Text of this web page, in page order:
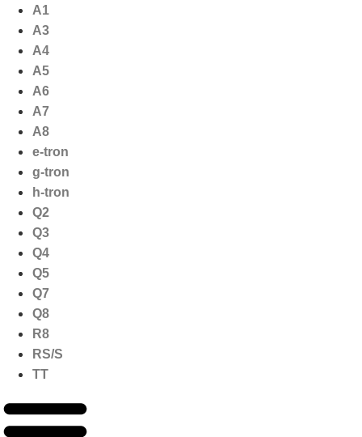
naar
inhoud
A1
A3
A4
A5
A6
A7
A8
e-tron
g-tron
h-tron
Q2
Q3
Q4
Q5
Q7
Q8
R8
RS/S
TT